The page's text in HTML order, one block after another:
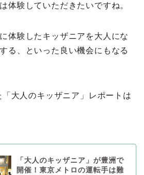
体験していただきたいですね。
体験したキッザニアを大人にな
る、といった良い機会にもなる
大人のキッザニア」レポートは
「大人のキッザニア」が豊洲で
開催！東京メトロの運転手は難